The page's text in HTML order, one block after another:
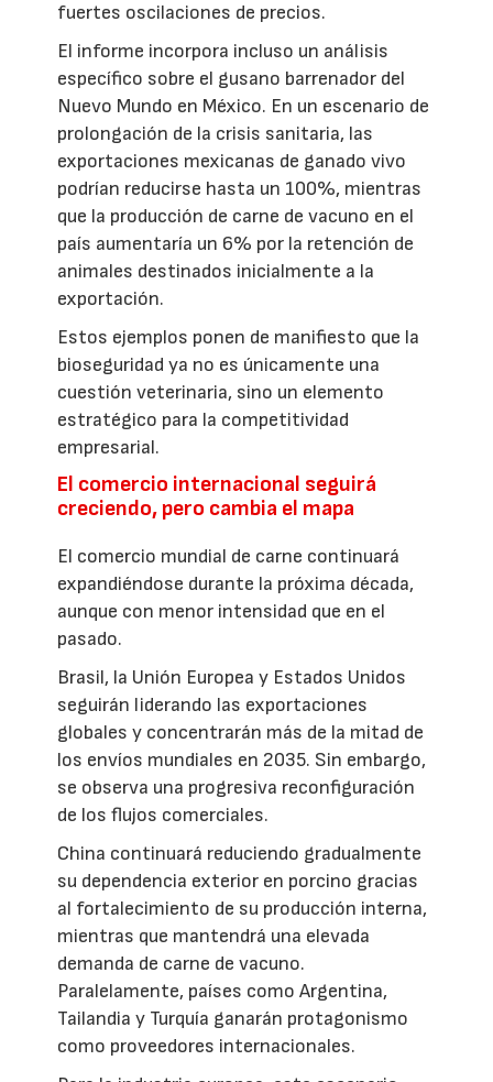
fuertes oscilaciones de precios.
El informe incorpora incluso un análisis
específico sobre el gusano barrenador del
Nuevo Mundo en México. En un escenario de
prolongación de la crisis sanitaria, las
exportaciones mexicanas de ganado vivo
podrían reducirse hasta un 100%, mientras
que la producción de carne de vacuno en el
país aumentaría un 6% por la retención de
animales destinados inicialmente a la
exportación.
Estos ejemplos ponen de manifiesto que la
bioseguridad ya no es únicamente una
cuestión veterinaria, sino un elemento
estratégico para la competitividad
empresarial.
El comercio internacional seguirá
creciendo, pero cambia el mapa
El comercio mundial de carne continuará
expandiéndose durante la próxima década,
aunque con menor intensidad que en el
pasado.
Brasil, la Unión Europea y Estados Unidos
seguirán liderando las exportaciones
globales y concentrarán más de la mitad de
los envíos mundiales en 2035. Sin embargo,
se observa una progresiva reconfiguración
de los flujos comerciales.
China continuará reduciendo gradualmente
su dependencia exterior en porcino gracias
al fortalecimiento de su producción interna,
mientras que mantendrá una elevada
demanda de carne de vacuno.
Paralelamente, países como Argentina,
Tailandia y Turquía ganarán protagonismo
como proveedores internacionales.